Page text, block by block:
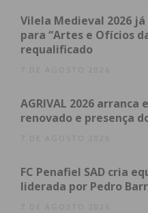
As vítimas foram
médica de emergência
Assine nossa
Vilela Medieval 2026
para “Artes e Ofícios
requalificado
7 DE AGOSTO 2026
AGRIVAL 2026
renovado e presença
7 DE AGOSTO 2026
FC Penafiel SAD cria
liderada por Pedro
7 DE AGOSTO 2026